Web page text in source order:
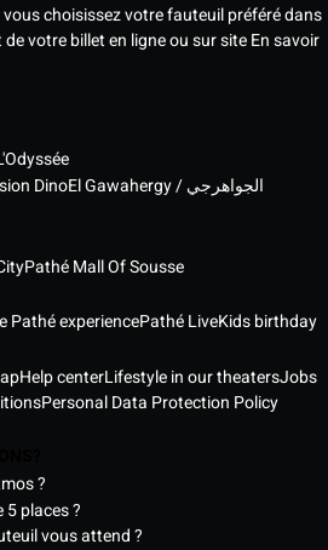
choisissez votre fauteuil préféré dans
votre billet en ligne ou sur siteEn savoir
Dino
El Gawahergy / الجواهرجي
Pathé Mall Of Sousse
Pathé experiencePathé LiveKids birthday
Help centerLifestyle in our theatersJobs
Personal Data Protection Policy
?
places ?
vous attend ?